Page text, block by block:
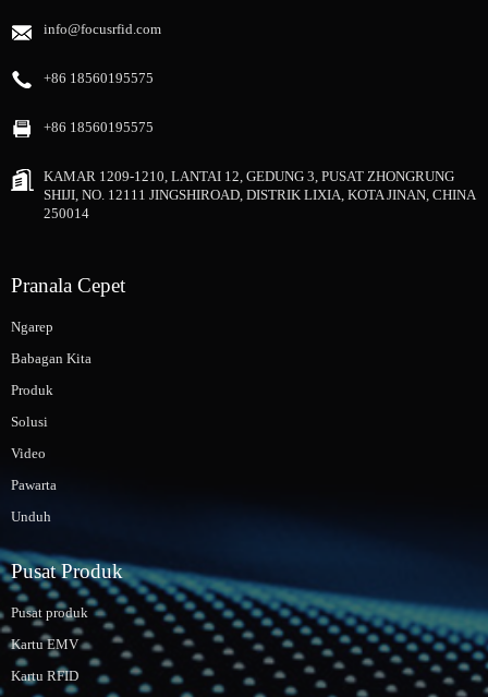
info@focusrfid.com
+86 18560195575
+86 18560195575
KAMAR 1209-1210, LANTAI 12, GEDUNG 3, PUSAT ZHONGRUNG
SHIJI, NO. 12111 JINGSHIROAD, DISTRIK LIXIA, KOTA JINAN, CHINA
250014
Pranala Cepet
Ngarep
Babagan Kita
Produk
Solusi
Video
Pawarta
Unduh
Pusat Produk
Pusat produk
Kartu EMV
Kartu RFID